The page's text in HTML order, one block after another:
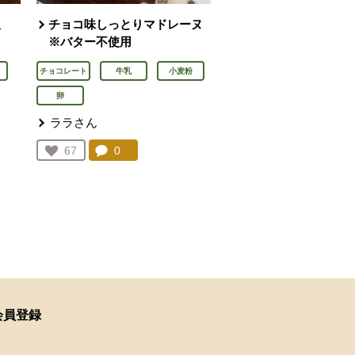
見る。
チョコ味しっとりマドレーヌ
※バター不使用
チョコレート 牛乳 小麦粉
卵
ララさん
お気に入り登録：
67
人が登録
コメント：
0件。コメントを見る。
員登録